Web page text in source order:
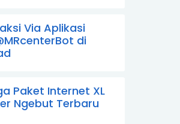
Via Aplikasi
di
Paket Internet XL
Ngebut Terbaru